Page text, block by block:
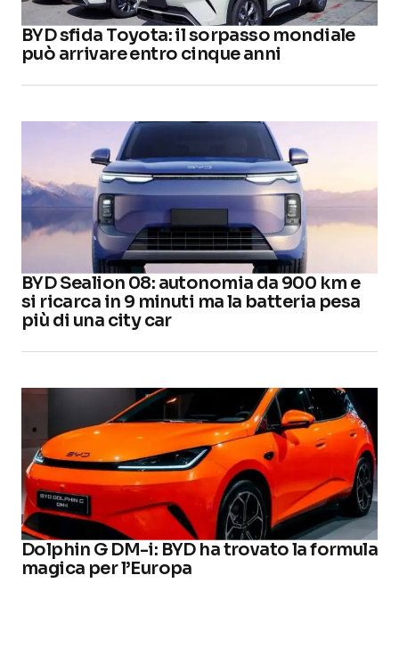
BYD sfida Toyota: il sorpasso mondiale
può arrivare entro cinque anni
BYD Sealion 08: autonomia da 900 km e
si ricarca in 9 minuti ma la batteria pesa
più di una city car
Dolphin G DM-i: BYD ha trovato la formula
magica per l’Europa